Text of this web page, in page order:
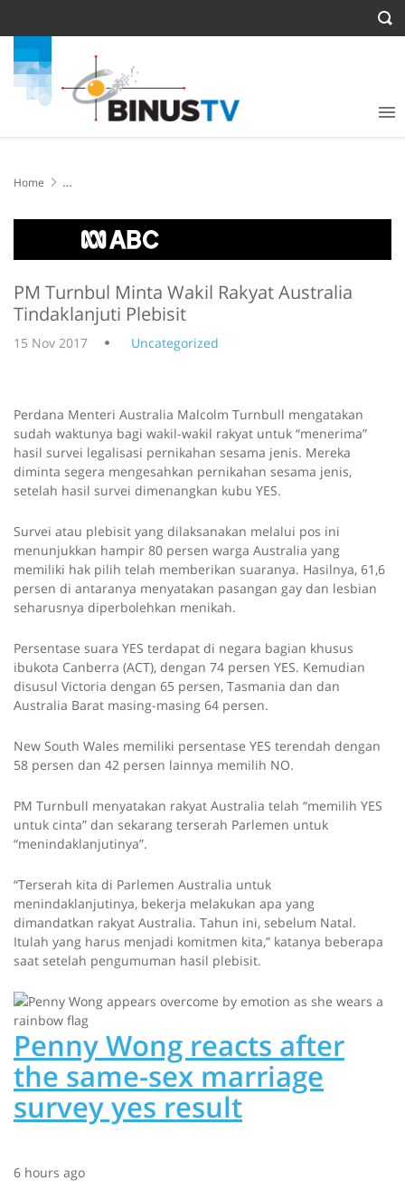
Home
PM Turnbul Minta Wakil Rakyat Australia
Tindaklanjuti Plebisit
15 Nov 2017 Uncategorized
Perdana Menteri Australia Malcolm Turnbull mengatakan
sudah waktunya bagi wakil-wakil rakyat untuk “menerima”
hasil survei legalisasi pernikahan sesama jenis. Mereka
diminta segera mengesahkan pernikahan sesama jenis,
setelah hasil survei dimenangkan kubu YES.
Survei atau plebisit yang dilaksanakan melalui pos ini
menunjukkan hampir 80 persen warga Australia yang
memiliki hak pilih telah memberikan suaranya. Hasilnya, 61,6
persen di antaranya menyatakan pasangan gay dan lesbian
seharusnya diperbolehkan menikah.
Persentase suara YES terdapat di negara bagian khusus
ibukota Canberra (ACT), dengan 74 persen YES. Kemudian
disusul Victoria dengan 65 persen, Tasmania dan dan
Australia Barat masing-masing 64 persen.
New South Wales memiliki persentase YES terendah dengan
58 persen dan 42 persen lainnya memilih NO.
PM Turnbull menyatakan rakyat Australia telah “memilih YES
untuk cinta” dan sekarang terserah Parlemen untuk
“menindaklanjutinya”.
“Terserah kita di Parlemen Australia untuk
menindaklanjutinya, bekerja melakukan apa yang
dimandatkan rakyat Australia. Tahun ini, sebelum Natal.
Itulah yang harus menjadi komitmen kita,” katanya beberapa
saat setelah pengumuman hasil plebisit.
Penny Wong reacts after
the same-sex marriage
survey yes result
6 hours ago